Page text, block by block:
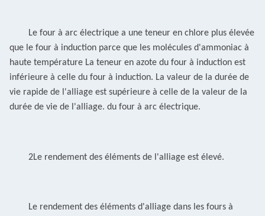
Le four à arc électrique a une teneur en chlore plus élevée
que le four à induction parce que les molécules d'ammoniac à
haute température La teneur en azote du four à induction est
inférieure à celle du four à induction. La valeur de la durée de
vie rapide de l'alliage est supérieure à celle de la valeur de la
durée de vie de l'alliage. du four à arc électrique.
2Le rendement des éléments de l'alliage est élevé.
Le rendement des éléments d'alliage dans les fours à